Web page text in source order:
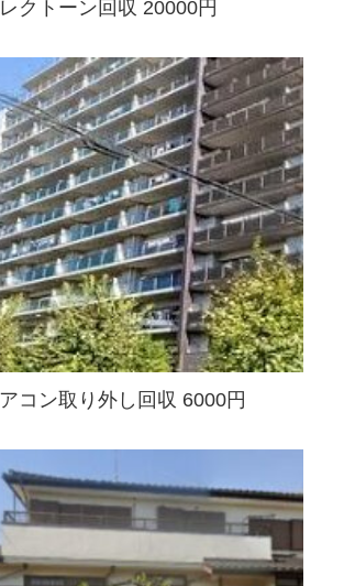
クトーン回収 20000円
コン取り外し回収 6000円